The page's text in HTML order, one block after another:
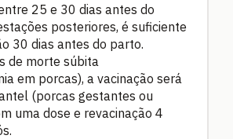
25 e 30 dias antes do
posteriores, é suficiente
30 dias antes do parto.
de morte súbita
em porcas), a vacinação será
(porcas gestantes ou
uma dose e revacinação 4